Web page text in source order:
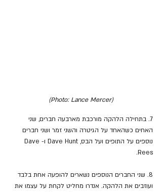
(Photo: Lance Mercer)
7. בתחילה הלהקה מורכבת מארבעה חברים, שני
האחים כשהאחד על הגיטרה והשני זמר ושני חברים
נוספים על התופים ועל הבס, Dave Hunt ו-Dave
Rees.
8. שני החברים הנוספים נשארים להופעה אחת בלבד
ועוזבים את הלהקה. אנדרו מחליט לקחת על עצמו את